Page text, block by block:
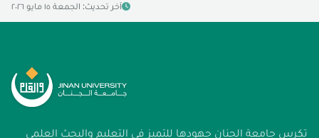
آخر تحديث: الجمعة ١٥ مايو ٢٠٢٦
تكرس جامعة الجنان جهودها للتميز في التعليم والبحث العلمي